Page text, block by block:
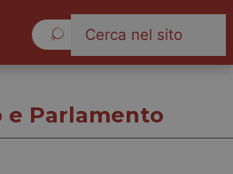
e Parlamento